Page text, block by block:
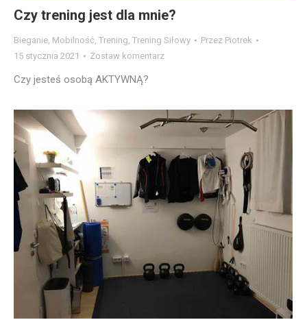
Czy trening jest dla mnie?
Bieganie, Mobilność, Trening, Trening Siłowy Przez Piotrek
15 stycznia 2021
Zostaw komentarz
Czy jesteś osobą AKTYWNĄ?